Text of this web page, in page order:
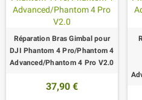
Réparation Bras Gimbal pour
DJI Phantom 4 Pro/Phantom 4
Advanced/Phantom 4 Pro V2.0
37,90 €